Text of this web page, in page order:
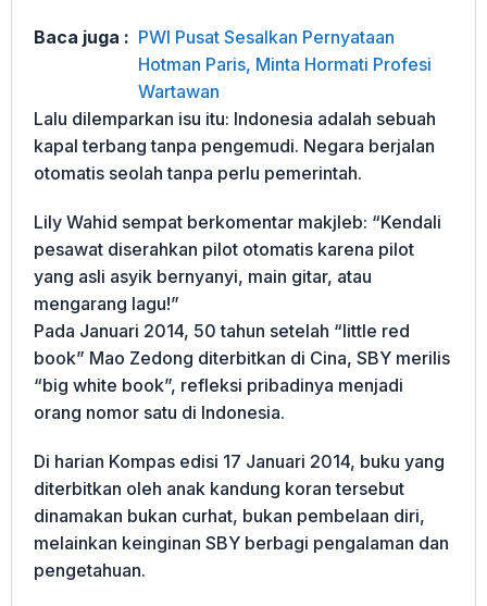
Baca juga : PWI Pusat Sesalkan Pernyataan
Hotman Paris, Minta Hormati Profesi
Wartawan
Lalu dilemparkan isu itu: Indonesia adalah sebuah
kapal terbang tanpa pengemudi. Negara berjalan
otomatis seolah tanpa perlu pemerintah.
Lily Wahid sempat berkomentar makjleb: “Kendali
pesawat diserahkan pilot otomatis karena pilot
yang asli asyik bernyanyi, main gitar, atau
mengarang lagu!”
Pada Januari 2014, 50 tahun setelah “little red
book” Mao Zedong diterbitkan di Cina, SBY merilis
“big white book”, refleksi pribadinya menjadi
orang nomor satu di Indonesia.
Di harian Kompas edisi 17 Januari 2014, buku yang
diterbitkan oleh anak kandung koran tersebut
dinamakan bukan curhat, bukan pembelaan diri,
melainkan keinginan SBY berbagi pengalaman dan
pengetahuan.